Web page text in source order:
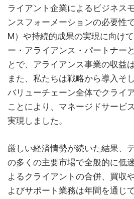
ライアント企業によるビジネス
ンスフォーメーションの必要性
M）や持続的成果の実現に向け
ー・アライアンス・パートナー
とで、アライアンス事業の収益
また、私たちは戦略から導入そ
バリューチェーン全体でクライ
ことにより、マネージドサービ
実現しました。
厳しい経済情勢が続いた結果、
の多くの主要市場で全般的に低
よるクライアントの合併、買収
よびサポート業務は年間を通じ